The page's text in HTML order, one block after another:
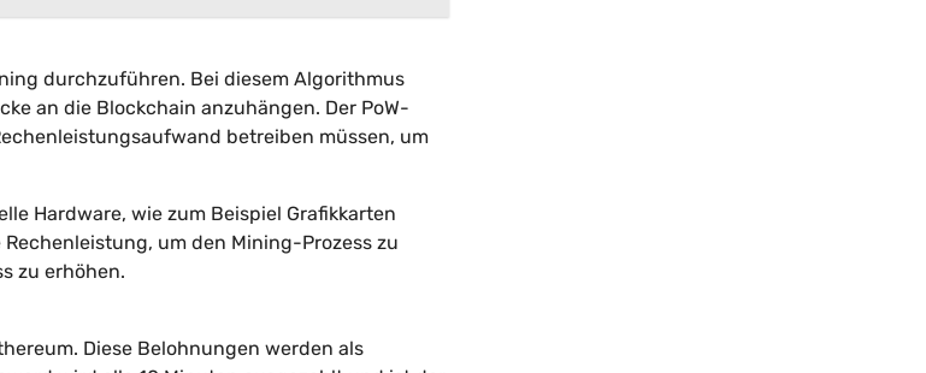
durchzuführen. Bei diesem Algorithmus
an die Blockchain anzuhängen. Der PoW-
betreiben müssen, um
Hardware, wie zum Beispiel Grafikkarten
um den Mining-Prozess zu
zu erhöhen.
Diese Belohnungen werden als